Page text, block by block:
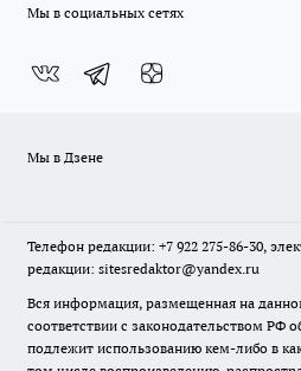
Мы в социальных сетях
Мы в Дзене
Телефон редакции: +7 922 275-86-30,
редакции: sitesredaktor@yandex.ru
Вся информация, размещенная на
соответствии с законодательством РФ
подлежит использованию кем-либо в